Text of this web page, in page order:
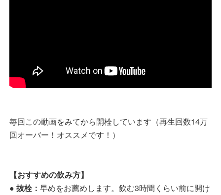
毎回この動画をみてから開栓しています（再生回数14万
回オーバー！オススメです！）
【おすすめの飲み方】
● 抜栓： 早めをお薦めします。飲む3時間くらい前に開け